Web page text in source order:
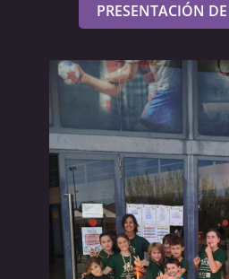
PRESENTACIÓN